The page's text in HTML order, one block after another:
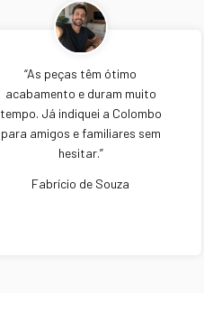
“As peças têm ótimo
acabamento e duram muito
tempo. Já indiquei a Colombo
para amigos e familiares sem
hesitar.”
Fabrício de Souza